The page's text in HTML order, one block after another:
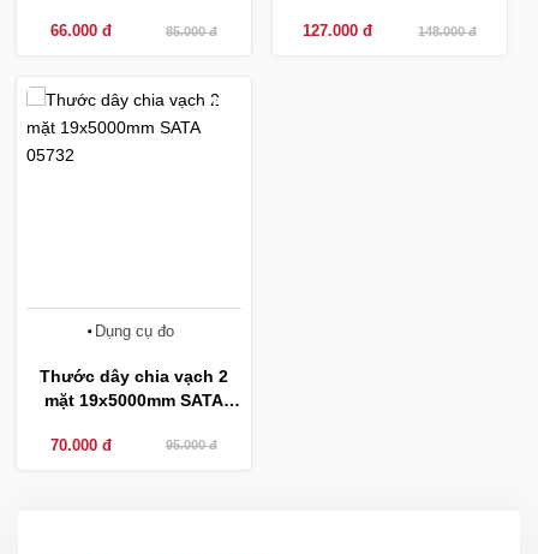
66.000 đ 85.000 đ 127.000 đ 148.000 đ
Dụng cụ đo
Thước dây chia vạch 2
mặt 19x5000mm SATA
70.000 đ 95.000 đ
-26%